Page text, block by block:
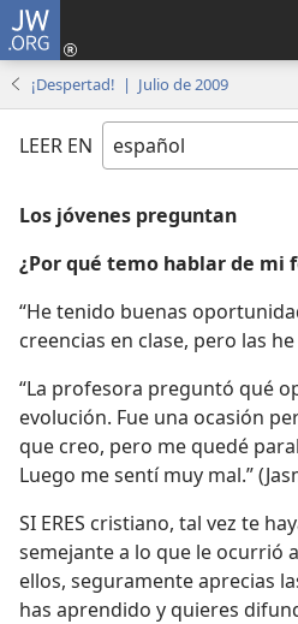
JW.ORG
¡Despertad! | Julio de 2009
LEER EN
Los jóvenes preguntan
¿Por qué temo hablar de mi
“He tenido buenas
creencias en clase, pero las
“La profesora preguntó qué
evolución. Fue una ocasión
que creo, pero me quedé
Luego me sentí muy mal.”
SI ERES cristiano, tal vez te
semejante a lo que le ocurrió
ellos, seguramente aprecias
has aprendido y quieres